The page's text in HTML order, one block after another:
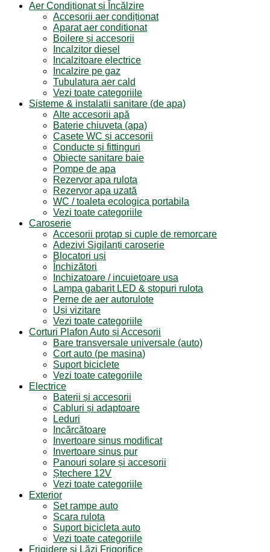
Aer Condiționat și Încălzire
Accesorii aer condiționat
Aparat aer conditionat
Boilere și accesorii
Incalzitor diesel
Incalzitoare electrice
Incalzire pe gaz
Tubulatura aer cald
Vezi toate categoriile
Sisteme & instalatii sanitare (de apa)
Alte accesorii apă
Baterie chiuveta (apa)
Casete WC și accesorii
Conducte și fittinguri
Obiecte sanitare baie
Pompe de apa
Rezervor apa rulota
Rezervor apa uzată
WC / toaleta ecologica portabila
Vezi toate categoriile
Caroserie
Accesorii proțap și cuple de remorcare
Adezivi Sigilanți caroserie
Blocatori uși
Închizători
Inchizatoare / incuietoare usa
Lampa gabarit LED & stopuri rulota
Perne de aer autorulote
Uși vizitare
Vezi toate categoriile
Corturi Plafon Auto și Accesorii
Bare transversale universale (auto)
Cort auto (pe masina)
Suport biciclete
Vezi toate categoriile
Electrice
Baterii și accesorii
Cabluri și adaptoare
Leduri
Incărcătoare
Invertoare sinus modificat
Invertoare sinus pur
Panouri solare și accesorii
Ștechere 12V
Vezi toate categoriile
Exterior
Set rampe auto
Scara rulota
Suport bicicleta auto
Vezi toate categoriile
Frigidere și Lăzi Frigorifice